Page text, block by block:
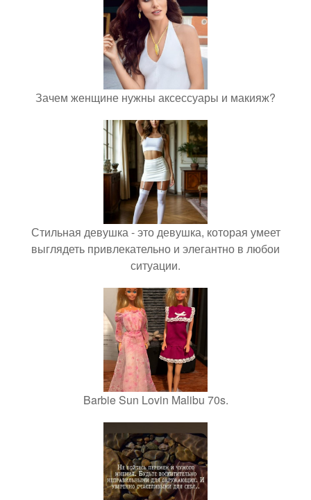
Зачем женщине нужны аксессуары и макияж?
Стильная девушка - это девушка, которая умеет
выглядеть привлекательно и элегантно в любои
ситуации.
Barbie Sun Lovin Malibu 70s.